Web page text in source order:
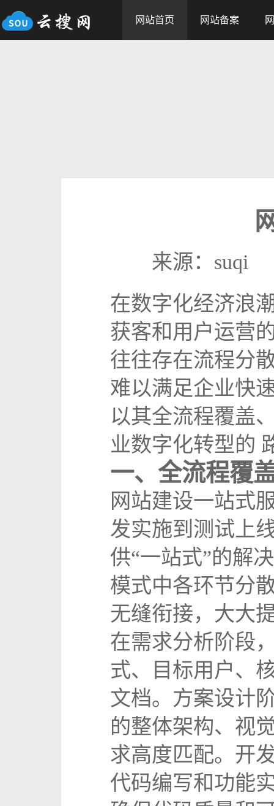
网站首页 网站备案
来源：suqi
在数字化经济浪
获客和用户运营
往往存在流程分
难以满足企业快
以其全流程覆盖
业数字化转型的
一、全流程覆
网站建设一站式
发实施到测试上
供“一站式”的解
模式中各环节分
无缝衔接，大大
在需求分析阶段
式、目标用户、
文档。方案设计
的整体架构、视
求高度匹配。开
代码编写和功能